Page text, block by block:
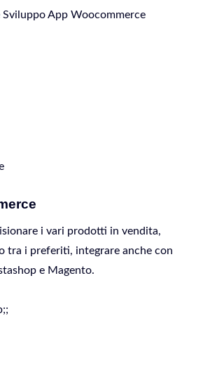
i vari prodotti in vendita,
tra i preferiti, integrare anche con
e Magento.